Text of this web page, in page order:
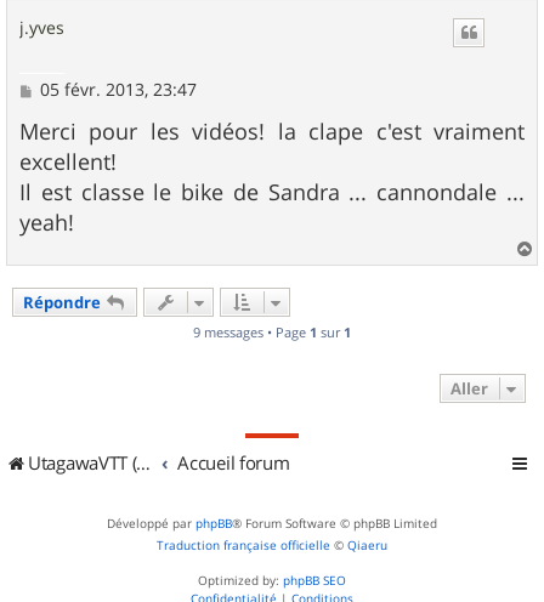
j.yves
M
s
s
a
g
e
05 févr. 2013, 23:47
Merci pour les vidéos! la clape c'est vraiment
excellent!
Il est classe le bike de Sandra ... cannondale ...
yeah!
a
Répondre
9 messages • Page 1 sur 1
Aller
UtagawaVTT (Randos VTT et VTTAE avec traces GPS) Accueil forum
Développé par phpBB® Forum Software © phpBB Limited
Traduction française officielle © Qiaeru
Optimized by: phpBB SEO
Confidentialité | Conditions